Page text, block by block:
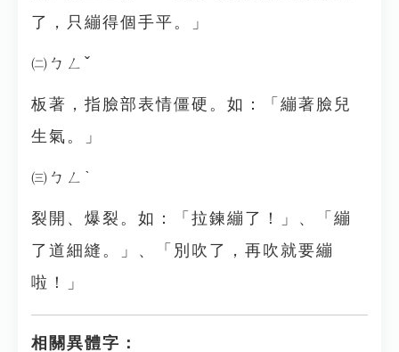
了，只繃得個手平。」
㈡ㄅㄥˇ
板著，指臉部表情僵硬。如：「繃著臉兒
生氣。」
㈢ㄅㄥˋ
裂開、爆裂。如：「拉鍊繃了！」、「繃
了道細縫。」、「別吹了，再吹就要繃
啦！」
相關異體字：